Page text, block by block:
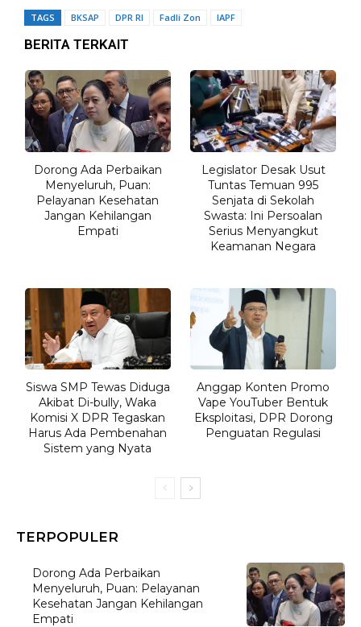
TAGS BKSAP DPR RI Fadli Zon IAPF
BERITA TERKAIT
Dorong Ada Perbaikan
Menyeluruh, Puan:
Pelayanan Kesehatan
Jangan Kehilangan
Empati
Legislator Desak Usut
Tuntas Temuan 995
Senjata di Sekolah
Swasta: Ini Persoalan
Serius Menyangkut
Keamanan Negara
Siswa SMP Tewas Diduga
Akibat Di-bully, Waka
Komisi X DPR Tegaskan
Harus Ada Pembenahan
Sistem yang Nyata
Anggap Konten Promo
Vape YouTuber Bentuk
Eksploitasi, DPR Dorong
Penguatan Regulasi
TERPOPULER
Dorong Ada Perbaikan
Menyeluruh, Puan: Pelayanan
Kesehatan Jangan Kehilangan
Empati